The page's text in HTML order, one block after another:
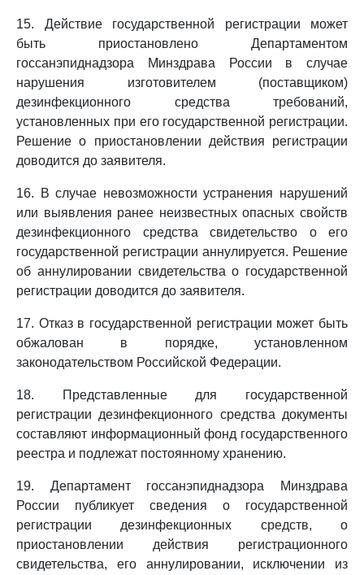
15. Действие государственной регистрации может
быть приостановлено Департаментом
госсанэпиднадзора Минздрава России в случае
нарушения изготовителем (поставщиком)
дезинфекционного средства требований,
установленных при его государственной регистрации.
Решение о приостановлении действия регистрации
доводится до заявителя.
16. В случае невозможности устранения нарушений
или выявления ранее неизвестных опасных свойств
дезинфекционного средства свидетельство о его
государственной регистрации аннулируется. Решение
об аннулировании свидетельства о государственной
регистрации доводится до заявителя.
17. Отказ в государственной регистрации может быть
обжалован в порядке, установленном
законодательством Российской Федерации.
18. Представленные для государственной
регистрации дезинфекционного средства документы
составляют информационный фонд государственного
реестра и подлежат постоянному хранению.
19. Департамент госсанэпиднадзора Минздрава
России публикует сведения о государственной
регистрации дезинфекционных средств, о
приостановлении действия регистрационного
свидетельства, его аннулировании, исключении из